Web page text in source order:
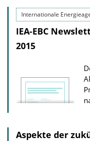
Internationale
IEA-EBC
2015
Aspekte der